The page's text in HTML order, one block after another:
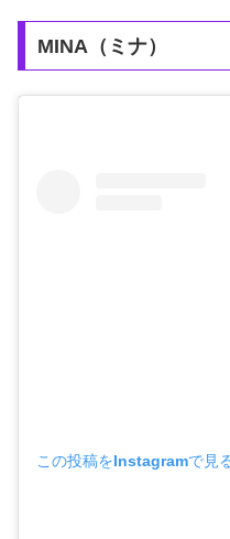
MINA（ミナ）
この投稿をInstagramで見